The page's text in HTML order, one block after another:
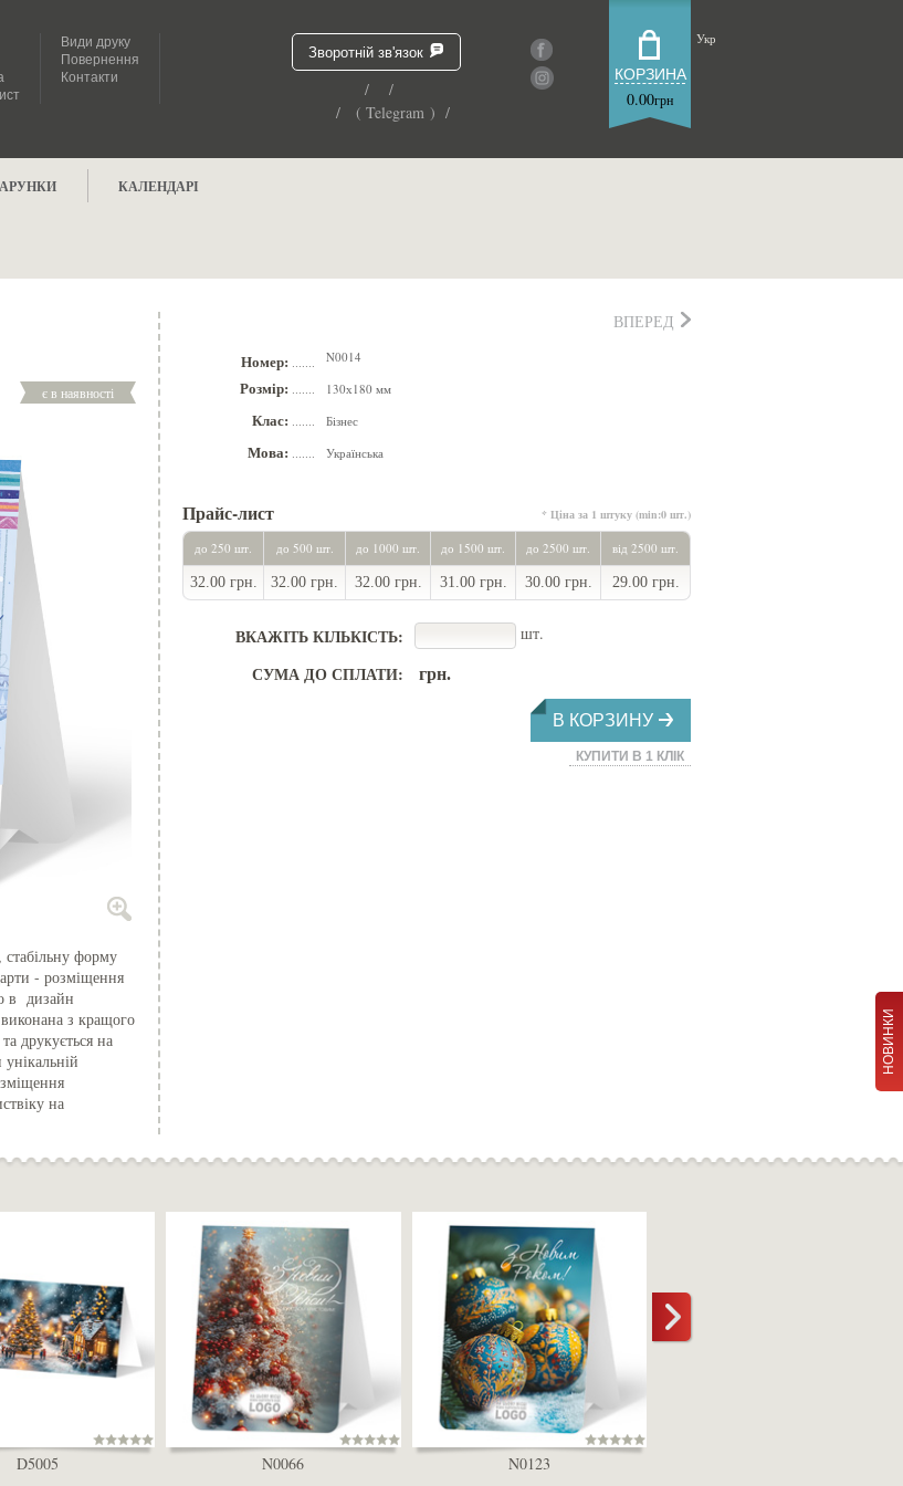
КОРЗИНА
0.00грн
Зворотній зв'язок
/ /
/ ( Telegram ) /
Види друку
Повернення
Контакти
Укр
КАЛЕНДАРІ
НОВИНКИ
ВПЕРЕД
є в наявності
форму
- розміщення
в дизайн
з кращого
друкується на
на
Номер: N0014
Розмір: 130х180 мм
Клас: Бізнес
Мова: Українська
Прайс-лист * Ціна за 1 штуку (min:0 шт.)
до 250 шт. до 500 шт. до 1000 шт. до 1500 шт. до 2500 шт. від 2500 шт.
32.00 грн. 32.00 грн. 32.00 грн. 31.00 грн. 30.00 грн. 29.00 грн.
ВКАЖІТЬ КІЛЬКІСТЬ: шт.
СУМА ДО СПЛАТИ: грн.
В КОРЗИНУ
КУПИТИ В 1 КЛІК
D5005 N0066 N0123